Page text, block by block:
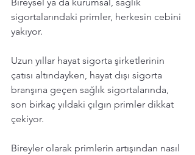
sigortalarındaki primler, herkesin cebini
yakıyor.
Uzun yıllar hayat sigorta şirketlerinin
çatısı altındayken, hayat dışı sigorta
branşına geçen sağlık sigortalarında,
son birkaç yıldaki çılgın primler dikkat
çekiyor.
Bireyler olarak primlerin artışından nasıl